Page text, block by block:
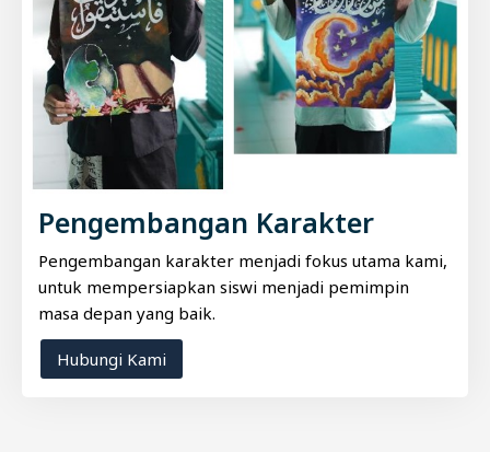
Pengembangan Karakter
Pengembangan karakter menjadi fokus utama kami,
untuk mempersiapkan siswi menjadi pemimpin
masa depan yang baik.
Hubungi Kami